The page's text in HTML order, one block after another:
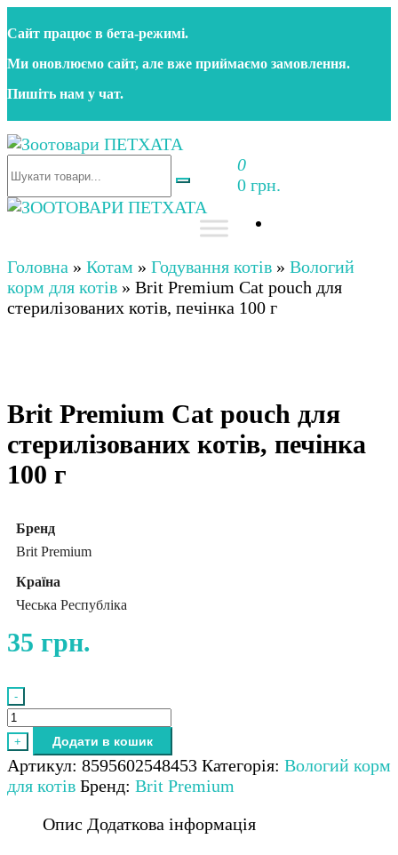
до
контенту
Сайт працює в бета‑режимі.
Ми оновлюємо сайт, але вже приймаємо замовлення.
Пишіть нам у чат.
Зоотовари ПЕТХАТА
Зоомагазин для собак та котів | Корм, іграшки,
аксесуари та догляд за тваринами. Доставка по
0
0 грн.
аксесуари та догляд за тваринами. Доставка по
Україні
Головна » Котам » Годування котів » Вологий
корм для котів » Brit Premium Cat pouch для
стерилізованих котів, печінка 100 г
Brit Premium Cat pouch для
стерилізованих котів, печінка
100 г
Бренд
Brit Premium
Країна
Чеська Республіка
35 грн.
-
Brit
Premium
Cat
pouch
для
стерилізованих
+ Додати в кошик
Артикул: 8595602548453 Категорія: Вологий корм
для котів Бренд: Brit Premium
Опис Додаткова інформація